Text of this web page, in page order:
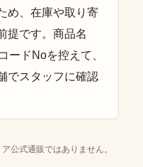
め、在庫や取り寄
提です。商品名
ードNoを控えて、
でスタッフに確認
ア公式通販ではありません。